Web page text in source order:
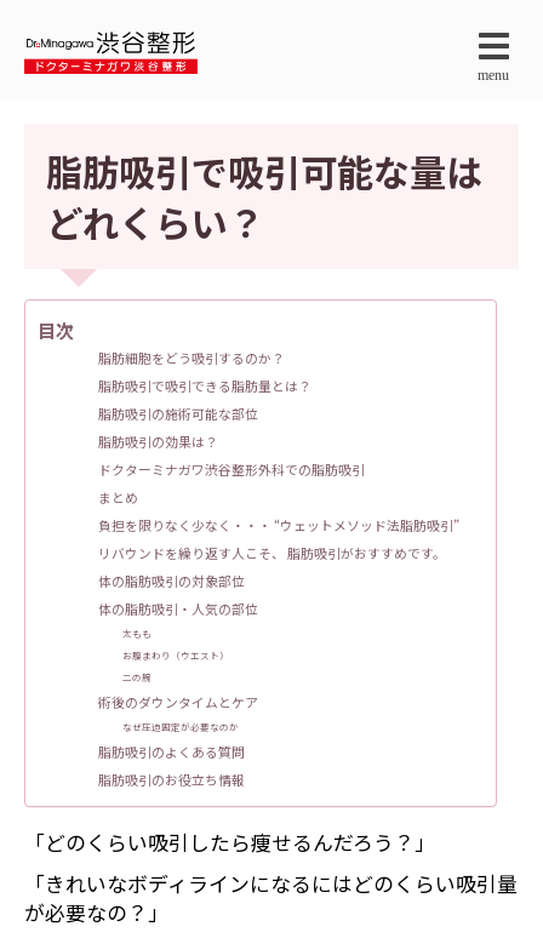
menu
脂肪吸引で吸引可能な量は
どれくらい？
目次
脂肪細胞をどう吸引するのか？
脂肪吸引で吸引できる脂肪量とは？
脂肪吸引の施術可能な部位
脂肪吸引の効果は？
ドクターミナガワ渋谷整形外科での脂肪吸引
まとめ
負担を限りなく少なく・・・ “ウェットメソッド法脂肪吸引”
リバウンドを繰り返す人こそ、 脂肪吸引がおすすめです。
体の脂肪吸引の対象部位
体の脂肪吸引・人気の部位
太もも
お腹まわり（ウエスト）
二の腕
術後のダウンタイムとケア
なぜ圧迫固定が必要なのか
脂肪吸引のよくある質問
脂肪吸引のお役立ち情報
「どのくらい吸引したら痩せるんだろう？」
「きれいなボディラインになるにはどのくらい吸引量
が必要なの？」